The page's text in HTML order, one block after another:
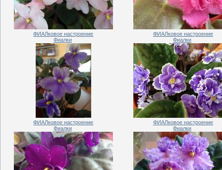
ФИАЛковое настроение
ФИАЛковое настроение
Фиалки
ФИАЛковое настроение
Фиалки
ФИАЛковое настроение
Фиалки
Фиалки